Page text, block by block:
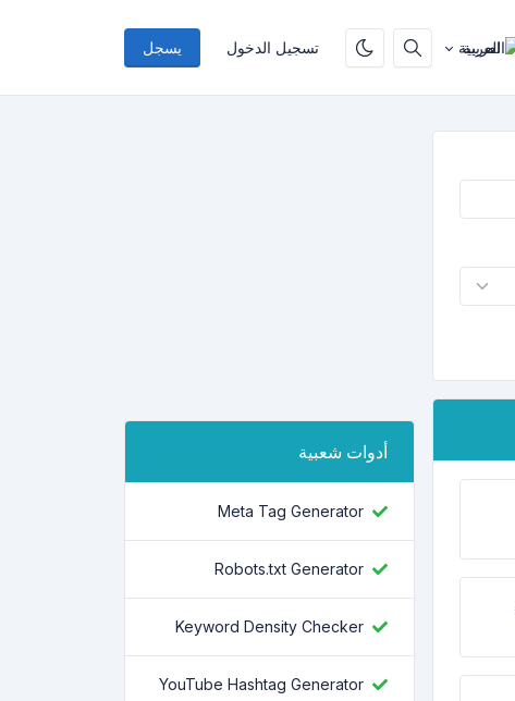
تسجيل الدخول يسجل العربية
أدوات شعبية
Meta Tag Generator
Robots.txt Generator
Keyword Density Checker
YouTube Hashtag Generator